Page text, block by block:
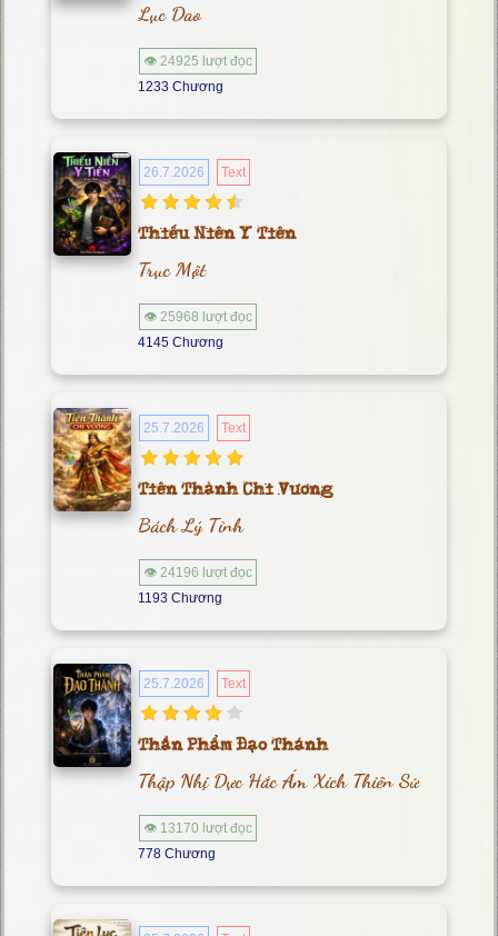
Lục Dao
👁 24925 lượt đọc
1233 Chương
26.7.2026 Text
Thiếu Niên Y Tiên
Trục Một
👁 25968 lượt đọc
4145 Chương
25.7.2026 Text
Tiên Thành Chi Vương
Bách Lý Tỉnh
👁 24196 lượt đọc
1193 Chương
25.7.2026 Text
Thần Phẩm Đạo Thánh
Thập Nhị Dực Hắc Ám Xích Thiên Sứ
👁 13170 lượt đọc
778 Chương